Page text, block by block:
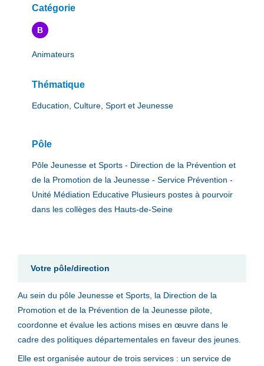
Catégorie
B
Animateurs
Thématique
Education, Culture, Sport et Jeunesse
Pôle
Pôle Jeunesse et Sports - Direction de la Prévention et
de la Promotion de la Jeunesse - Service Prévention -
Unité Médiation Educative Plusieurs postes à pourvoir
dans les collèges des Hauts-de-Seine
Votre pôle/direction
Au sein du pôle Jeunesse et Sports, la Direction de la
Promotion et de la Prévention de la Jeunesse pilote,
coordonne et évalue les actions mises en œuvre dans le
cadre des politiques départementales en faveur des jeunes.
Elle est organisée autour de trois services : un service de